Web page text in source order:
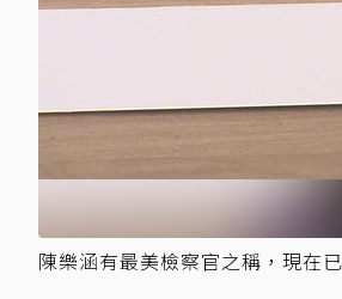
陳樂涵有最美檢察官之稱，現在